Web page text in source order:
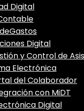
Digital
Digital
y Control de
Electrónica
del Colaborador
con MiDT
Digital